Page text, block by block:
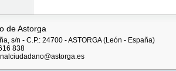
de Astorga
s/n - C.P.: 24700 - ASTORGA (León - España)
838